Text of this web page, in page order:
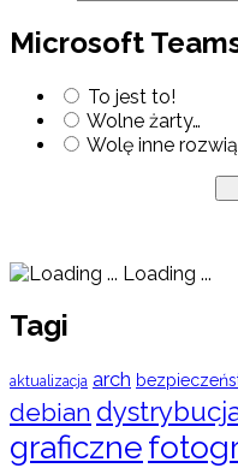
Microsoft
To jest to!
Wolne żarty…
Wolę inne
Loading ...
Tagi
aktualizacja arch
debian
graficzne